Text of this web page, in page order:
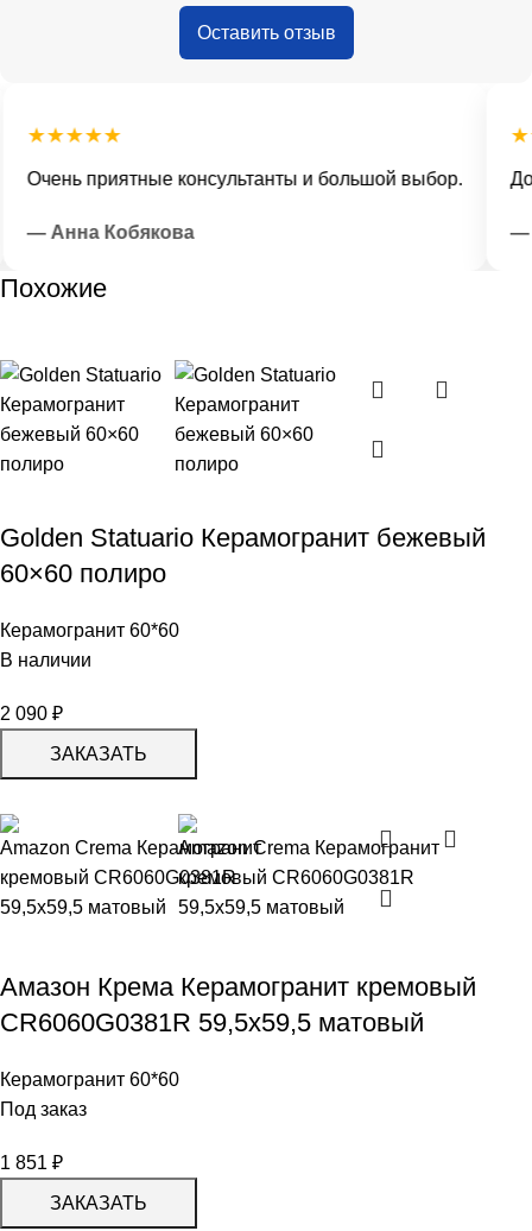
Оставить отзыв
★★★★★
Очень приятные консультанты и большой выбор.
— Анна Кобякова —
Похожие
Golden Statuario Керамогранит бежевый
60×60 полиро
Керамогранит 60*60
В наличии
2 090 ₽
ЗАКАЗАТЬ
Амазон Крема Керамогранит кремовый
CR6060G0381R 59,5х59,5 матовый
Керамогранит 60*60
Под заказ
1 851 ₽
ЗАКАЗАТЬ